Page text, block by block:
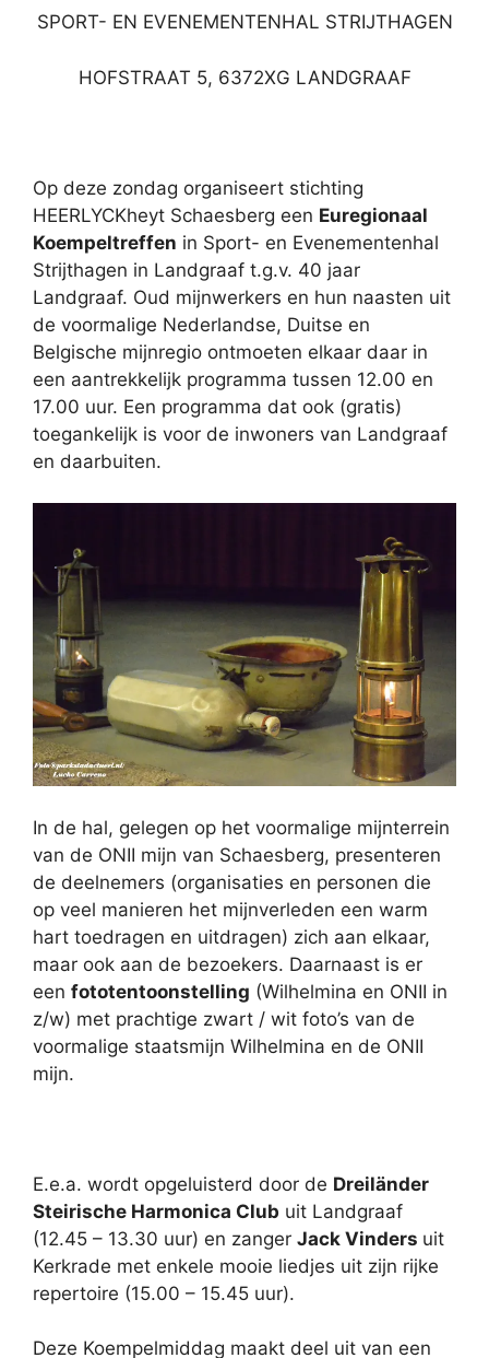
SPORT- EN EVENEMENTENHAL STRIJTHAGEN
HOFSTRAAT 5, 6372XG LANDGRAAF
Op deze zondag organiseert stichting
HEERLYCKheyt Schaesberg een Euregionaal
Koempeltreffen in Sport- en Evenementenhal
Strijthagen in Landgraaf t.g.v. 40 jaar
Landgraaf. Oud mijnwerkers en hun naasten uit
de voormalige Nederlandse, Duitse en
Belgische mijnregio ontmoeten elkaar daar in
een aantrekkelijk programma tussen 12.00 en
17.00 uur. Een programma dat ook (gratis)
toegankelijk is voor de inwoners van Landgraaf
en daarbuiten.
In de hal, gelegen op het voormalige mijnterrein
van de ONII mijn van Schaesberg, presenteren
de deelnemers (organisaties en personen die
op veel manieren het mijnverleden een warm
hart toedragen en uitdragen) zich aan elkaar,
maar ook aan de bezoekers. Daarnaast is er
een fototentoonstelling (Wilhelmina en ONII in
z/w) met prachtige zwart / wit foto’s van de
voormalige staatsmijn Wilhelmina en de ONII
mijn.
E.e.a. wordt opgeluisterd door de Dreiländer
Steirische Harmonica Club uit Landgraaf
(12.45 – 13.30 uur) en zanger Jack Vinders uit
Kerkrade met enkele mooie liedjes uit zijn rijke
repertoire (15.00 – 15.45 uur).
Deze Koempelmiddag maakt deel uit van een